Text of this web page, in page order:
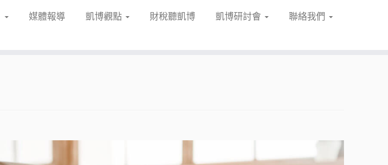
媒體報導 凱博觀點 財稅聽凱博 凱博研討會
聯絡我們